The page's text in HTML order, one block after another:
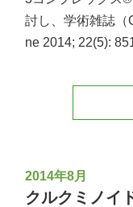
討し、学術雑誌（
ne 2014; 22(5):
2014年8月
クルクミノイ